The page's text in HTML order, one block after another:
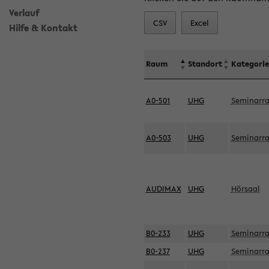
Verlauf
Hilfe & Kontakt
CSV Excel
Raum Standort Kategorie
A0-501 UHG
A0-503 UHG
AUDIMAX UHG Hörsaal
B0-233 UHG
B0-237
UHG